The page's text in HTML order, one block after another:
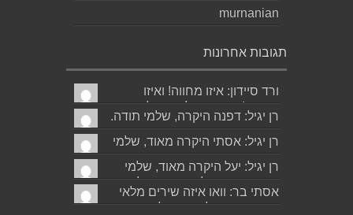
murnanian
תגובות אחרונות
ורד סיידון: איזו מחווה! ואיזו
עברית! יישר כוח לכותב ולאהובתו
:) שבת שלום...
רן יגיל: דפנה היקרה, שלמי תודה.
גד הוא אכן משורר איכותי ביותר.
אמסור...
רן יגיל: אסתי היקרה מאוד, שלמי
תודה. ניכר כי השירים דיברו
לליבך. אמסו...
רן יגיל: יעל היקרה מאוד, שלמי
תודה. אמסור לגד. שבת שלום.
רן...
אסתי בר: וואו איזה שירים מלאי
רגש ותשוקה לאהובה ולאהבה